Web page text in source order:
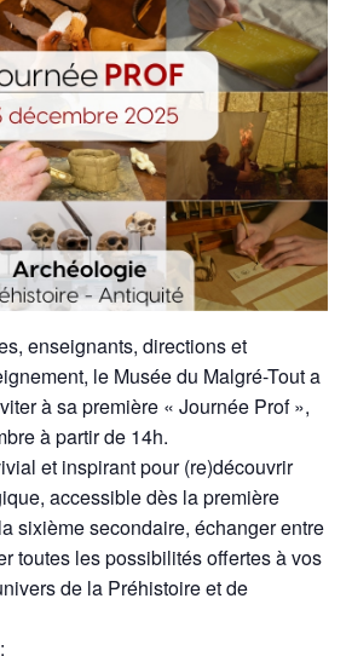
enseignants, directions et
le Musée du Malgré-Tout a
à sa première « Journée Prof »,
à partir de 14h.
et inspirant pour (re)découvrir
accessible dès la première
sixième secondaire, échanger entre
toutes les possibilités offertes à vos
de la Préhistoire et de